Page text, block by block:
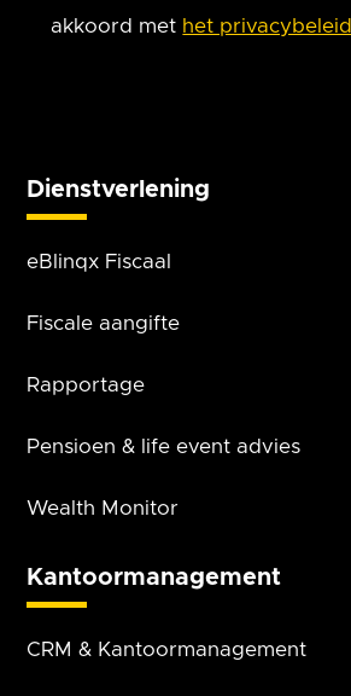
akkoord met het privacybeleid
Dienstverlening
eBlinqx Fiscaal
Fiscale aangifte
Rapportage
Pensioen & life event advies
Wealth Monitor
Kantoor­management
CRM & Kantoor­management